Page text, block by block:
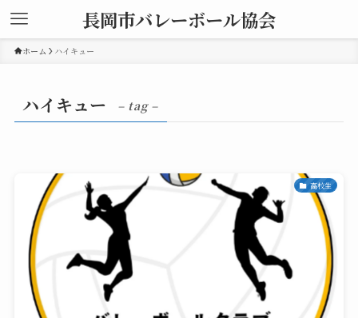
長岡市バレーボール協会
ホーム ハイキュー
ハイキュー – tag –
高校生